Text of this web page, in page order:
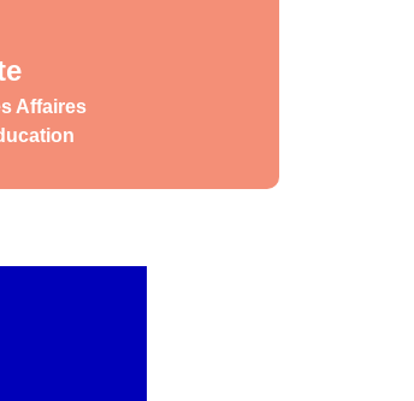
Affaires